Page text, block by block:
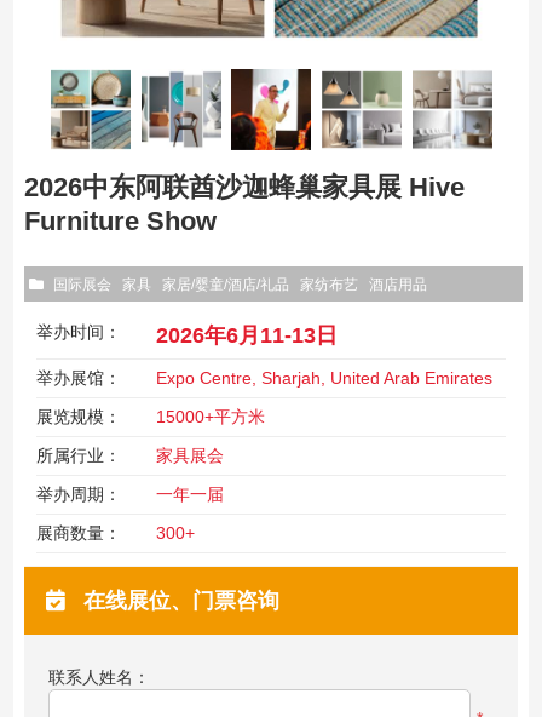
2026中东阿联酋沙迦蜂巢家具展 Hive
Furniture Show
国际展会 家具 家居/婴童/酒店/礼品 家纺布艺 酒店用品
举办时间： 2026年6月11-13日
举办展馆：
Expo Centre, Sharjah, United Arab Emirates
展览规模：
15000+平方米
所属行业：
家具展会
举办周期：
一年一届
展商数量：
300+
在线展位、门票咨询
联系人姓名：